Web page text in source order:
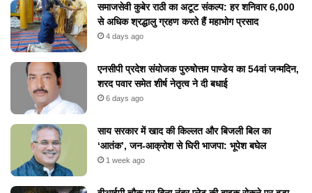
समाजसेवी कुबेर राठी का अटूट संकल्प: हर शनिवार 6,000
से अधिक श्रद्धालु ग्रहण करते हैं महाभोग प्रसाद
4 days ago
एनसीपी प्रदेश संयोजक पुरुषोत्तम पाण्डेय का 54वां जन्मदिन,
शरद पवार समेत शीर्ष नेतृत्व ने दी बधाई
6 days ago
​साय सरकार में खाद की किल्लत और बिजली बिल का
‘आतंक’, जन-आक्रोश से घिरी भाजपा: भूपेश बघेल
1 week ago